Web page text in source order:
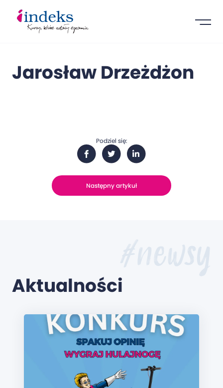
Jarosław Drzeżdżon
Podziel się:
Następny artykuł
Aktualności